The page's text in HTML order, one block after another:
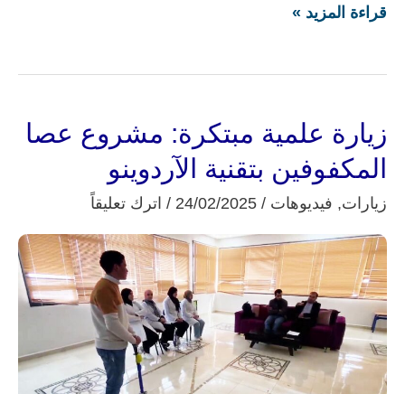
قراءة المزيد »
زيارة علمية مبتكرة: مشروع عصا
المكفوفين بتقنية الآردوينو
زيارات, فيديوهات /
24/02/2025
/ اترك تعليقاً
زيارة
علمية
مشروع
عصا
المكفوفين
بتقنية
الآردوينو